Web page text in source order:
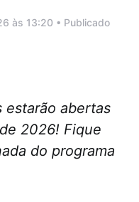
às 13:20 • Publicado
estarão abertas
2026! Fique
do programa